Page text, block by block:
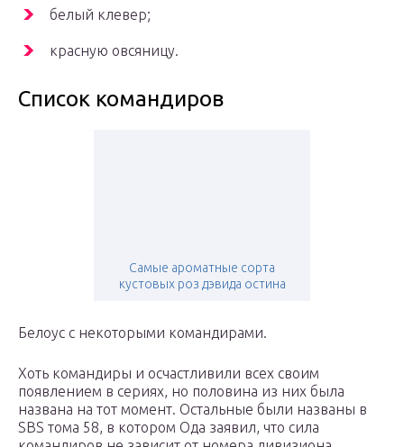
белый клевер;
красную овсяницу.
Список командиров
Самые ароматные сорта
кустовых роз дэвида остина
Белоус с некоторыми командирами.
Хоть командиры и осчастливили всех своим
появлением в сериях, но половина из них была
названа на тот момент. Остальные были названы в
SВS тома 58, в котором Ода заявил, что сила